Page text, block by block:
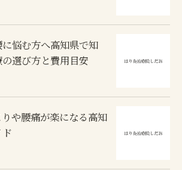
悩む方へ高知県で知
選び方と費用目安
や腰痛が楽になる高知